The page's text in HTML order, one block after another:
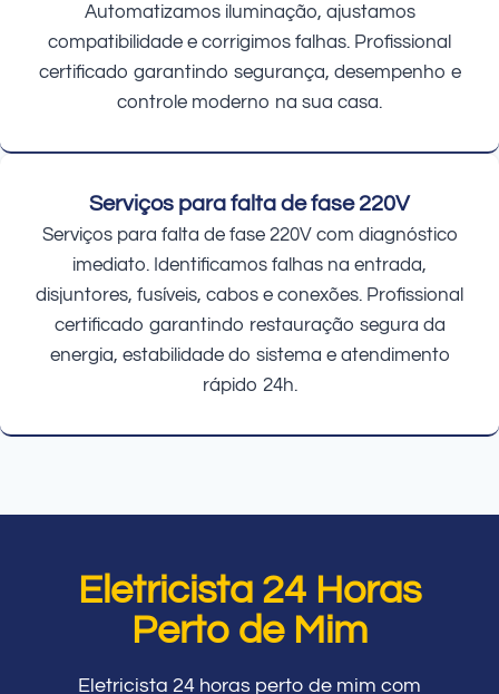
Automatizamos iluminação, ajustamos
compatibilidade e corrigimos falhas. Profissional
certificado garantindo segurança, desempenho e
controle moderno na sua casa.
Serviços para falta de fase 220V
Serviços para falta de fase 220V com diagnóstico
imediato. Identificamos falhas na entrada,
disjuntores, fusíveis, cabos e conexões. Profissional
certificado garantindo restauração segura da
energia, estabilidade do sistema e atendimento
rápido 24h.
Eletricista 24 Horas
Perto de Mim
Eletricista 24 horas perto de mim com